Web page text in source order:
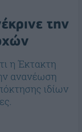
την
η Έκτακτη
ανανέωση
ιδίων